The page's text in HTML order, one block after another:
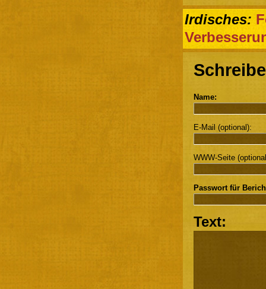
Irdisches:
Name:
E-Mail (optional):
WWW-Seite
Passwort für
Text: